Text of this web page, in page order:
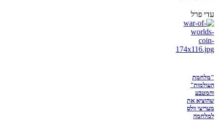
עדי פרל
"מלחמת
העולמות"
והמטבע
שהוציא את
מעריצי וולס
למלחמה